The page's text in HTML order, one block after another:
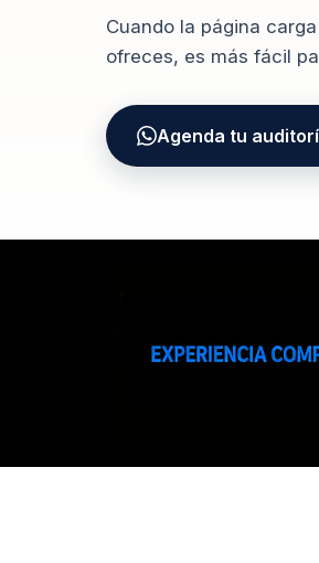
Cuando la página
ofreces, es más fácil
Agenda tu